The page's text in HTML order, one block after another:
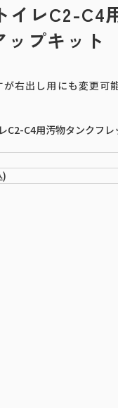
イレC2-C4
プキット
右出し用にも変更可能
C2-C4用汚物タンクフレ
)